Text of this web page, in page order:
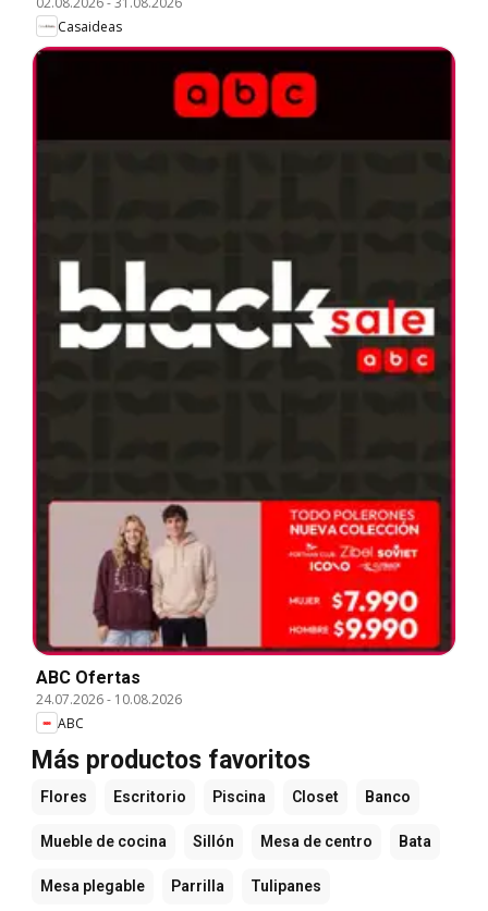
Casaideas
ABC Ofertas
24.07.2026- 10.08.2026
ABC
Más productos favoritos
Flores Escritorio Piscina Closet Banco
Mueble de cocina Sillón Mesa de centro Bata
Mesa plegable Parrilla Tulipanes